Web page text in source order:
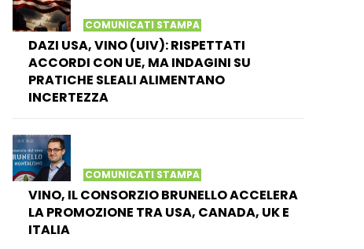
COMUNICATI STAMPA
DAZI USA, VINO (UIV): RISPETTATI
ACCORDI CON UE, MA INDAGINI SU
PRATICHE SLEALI ALIMENTANO
INCERTEZZA
COMUNICATI STAMPA
VINO, IL CONSORZIO BRUNELLO ACCELERA
LA PROMOZIONE TRA USA, CANADA, UK E
ITALIA